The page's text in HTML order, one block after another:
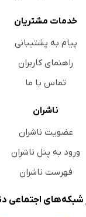
خدمات مشتریان
پیام به پشتیبانی
راهنمای کاربران
تماس با ما
ناشران
عضویت ناشران
ورود به پنل ناشران
فهرست ناشران
شبکه‌های اجتماعی